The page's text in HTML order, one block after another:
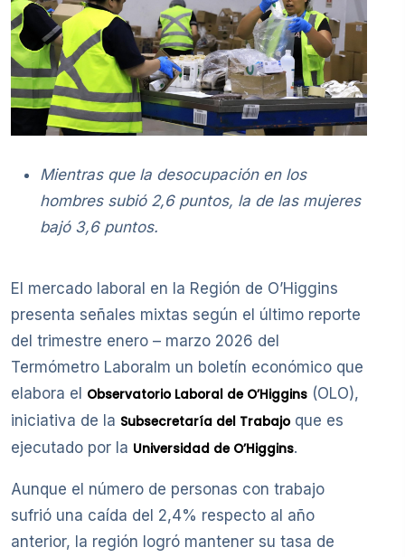
Mientras que la desocupación en los
hombres subió 2,6 puntos, la de las mujeres
bajó 3,6 puntos.
El mercado laboral en la Región de O’Higgins
presenta señales mixtas según el último reporte
del trimestre enero – marzo 2026 del
Termómetro Laboralm un boletín económico que
elabora el Observatorio Laboral de O’Higgins (OLO),
iniciativa de la Subsecretaría del Trabajoque es
ejecutado por la Universidad de O’Higgins.
Aunque el número de personas con trabajo
sufrió una caída del 2,4% respecto al año
anterior, la región logró mantener su tasa de